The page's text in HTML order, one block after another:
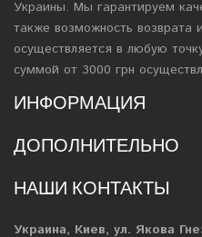
Украины. Мы гарантируем
также возможность возврата
осуществляется в любую
суммой от 3000 грн
ИНФОРМАЦИЯ
ДОПОЛНИТЕЛЬНО
НАШИ КОНТАКТЫ
Украина, Киев, ул. Якова